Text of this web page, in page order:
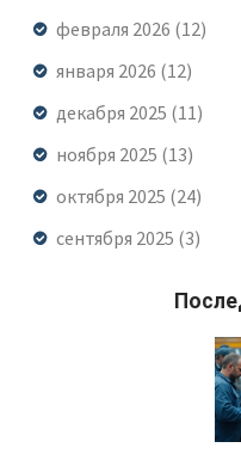
февраля 2026 (12)
января 2026 (12)
декабря 2025 (11)
ноября 2025 (13)
октября 2025 (24)
сентября 2025 (3)